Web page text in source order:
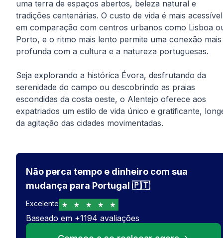
uma terra de espaços abertos, beleza natural e
tradições centenárias. O custo de vida é mais acessível
em comparação com centros urbanos como Lisboa
Porto, e o ritmo mais lento permite uma conexão mais
profunda com a cultura e a natureza portuguesas.
Seja explorando a histórica Évora, desfrutando da
serenidade do campo ou descobrindo as praias
escondidas da costa oeste, o Alentejo oferece aos
expatriados um estilo de vida único e gratificante,
da agitação das cidades movimentadas.
Não perca tempo e dinheiro com sua
mudança para Portugal 🇵🇹
Excelente
Baseado em +1194 avaliações